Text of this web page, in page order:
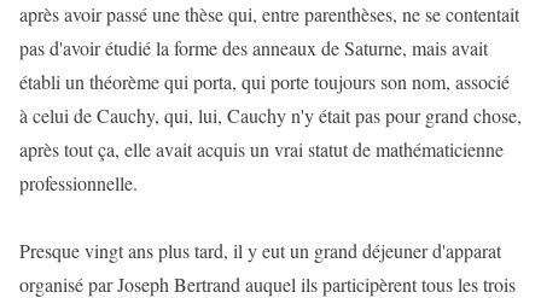
après avoir passé une thèse qui, entre parenthèses, ne se contentait
pas d'avoir étudié la forme des anneaux de Saturne, mais avait
établi un théorème qui porta, qui porte toujours son nom, associé
à celui de Cauchy, qui, lui, Cauchy n'y était pas pour grand chose,
après tout ça, elle avait acquis un vrai statut de mathématicienne
professionnelle.
Presque vingt ans plus tard, il y eut un grand déjeuner d'apparat
organisé par Joseph Bertrand auquel ils participèrent tous les trois